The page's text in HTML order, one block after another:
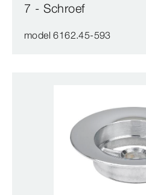
7 - Schroef
model 6162.45-593